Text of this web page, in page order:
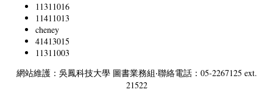
11311016
11411013
cheney
41413015
11311003
網站維護：吳鳳科技大學 圖書業務組‧聯絡電話：05-2267125 ext.
21522